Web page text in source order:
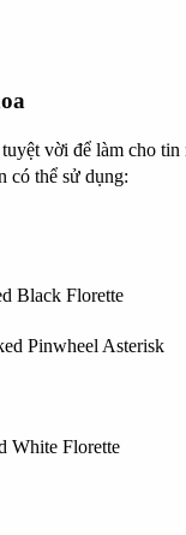
vời để làm cho
có thể sử dụng:
Black Florette
Pinwheel Asterisk
White Florette